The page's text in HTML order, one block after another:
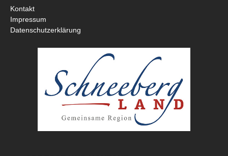
Kontakt
Impressum
Datenschutzerklärung